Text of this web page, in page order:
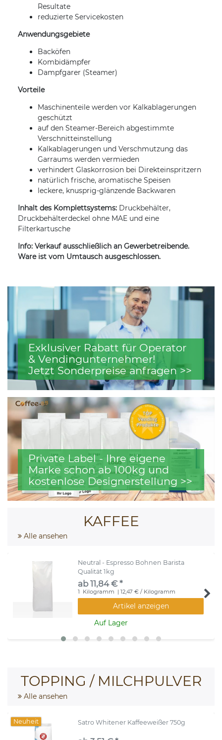
Resultate
reduzierte Servicekosten
Anwendungsgebiete
Backöfen
Kombidämpfer
Dampfgarer (Steamer)
Vorteile
Maschinenteile werden vor Kalkablagerungen
geschützt
auf den Steamer-Bereich abgestimmte
Verschnitteinstellung
Kalkablagerungen und Verschmutzung das
Garraums werden vermieden
verhindert Glaskorrosion bei Direkteinspritzern
natürlich frische, aromatische Speisen
leckere, knusprig-glänzende Backwaren
Inhalt des Komplettsystems: Druckbehälter,
Druckbehälterdeckel ohne MAE und eine
Filterkartusche
Info: Verkauf ausschließlich an Gewerbetreibende.
Ware ist vom Umtausch ausgeschlossen.
Exklusiver Rabatt für Operator
& Vendingunternehmer!
Jetzt Sonderpreise anfragen >>
Private Label - Ihre eigene
Marke schon ab 100kg und
kostenlose Designerstellung >>
KAFFEE
Alle ansehen
Neutral - Espresso Bohnen Barista
Qualität 1kg
ab 11,84 € *
1 Kilogramm | 12,47 € / Kilogramm
Artikel anzeigen
Auf Lager
TOPPING / MILCHPULVER
Alle ansehen
Neuheit Satro Whitener Kaffeeweißer 750g